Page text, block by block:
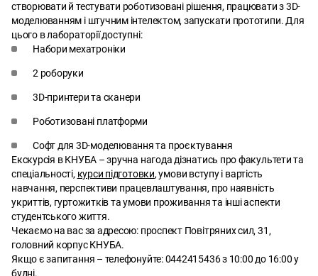
створювати й тестувати роботизовані рішення, працювати з 3D-
моделюванням і штучним інтелектом, запускати прототипи. Для
цього в лабораторії доступні:
Набори мехатроніки
2 роборуки
3D-принтери та сканери
Роботизовані платформи
Софт для 3D-моделювання та проєктування
Екскурсія в КНУБА – зручна нагода дізнатись про факультети та
спеціальності, курси підготовки, умови вступу і вартість
навчання, перспективи працевлаштування, про наявність
укриттів, гуртожитків та умови проживання та інші аспекти
студентського життя.
Чекаємо на вас за адресою: проспект Повітряних сил, 31,
головний корпус КНУБА.
Якщо є запитання – телефонуйте: 0442415436 з 10:00 до 16:00 у
будні.